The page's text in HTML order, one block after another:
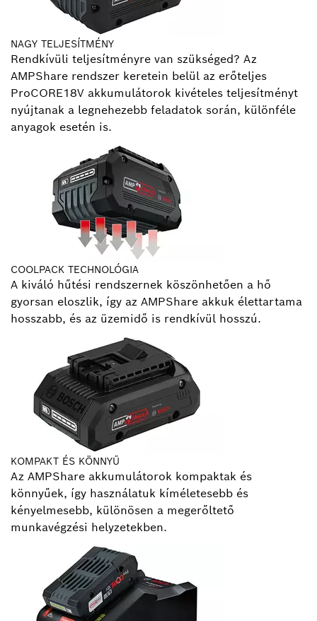
NAGY TELJESÍTMÉNY
Rendkívüli teljesítményre van szükséged? Az
AMPShare rendszer keretein belül az erőteljes
ProCORE18V akkumulátorok kivételes teljesítményt
nyújtanak a legnehezebb feladatok során, különféle
anyagok esetén is.
COOLPACK TECHNOLÓGIA
A kiváló hűtési rendszernek köszönhetően a hő
gyorsan eloszlik, így az AMPShare akkuk élettartama
hosszabb, és az üzemidő is rendkívül hosszú.
KOMPAKT ÉS KÖNNYŰ
Az AMPShare akkumulátorok kompaktak és
könnyűek, így használatuk kíméletesebb és
kényelmesebb, különösen a megerőltető
munkavégzési helyzetekben.